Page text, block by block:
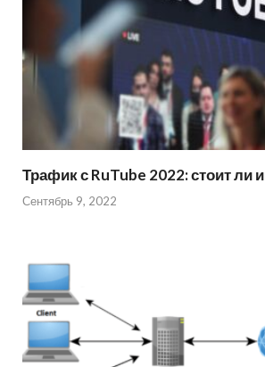
Трафик с RuTube 2022: стоит ли
Сентябрь 9, 2022